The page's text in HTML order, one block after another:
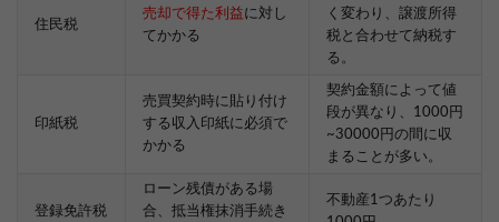
住民税
売却で得た利益に対し
てかかる
く変わり、譲渡所得
税と合わせて納税す
る。
印紙税
売買契約時に貼り付け
する収入印紙に必須で
かかる
契約金額によって値
段が異なり、1000円
~30000円の間に収
まることが多い。
登録免許税
ローン残債がある場
合、抵当権抹消手続き
不動産1つあたり